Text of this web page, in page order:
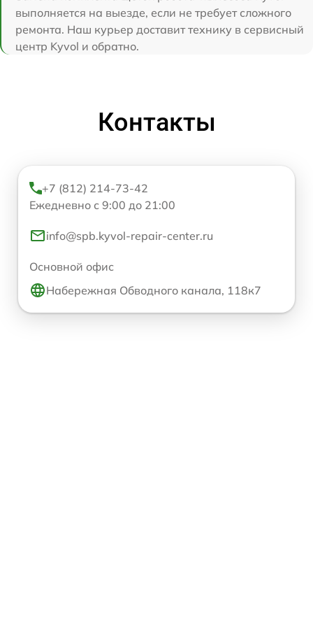
выполняется на выезде, если не требует сложного
ремонта. Наш курьер доставит технику в сервисный
центр Kyvol и обратно.
Контакты
+7 (812) 214-73-42
Ежедневно с 9:00 до 21:00
info@spb.kyvol-repair-center.ru
Основной офис
Набережная Обводного канала, 118к7